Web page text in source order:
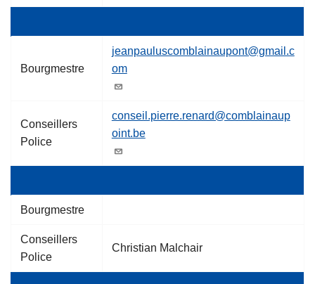
Bourgmestre
jeanpauluscomblainaupont@gmail.c
om
Conseillers
Police
conseil.pierre.renard@comblainaup
oint.be
Bourgmestre
Conseillers
Police
Christian Malchair